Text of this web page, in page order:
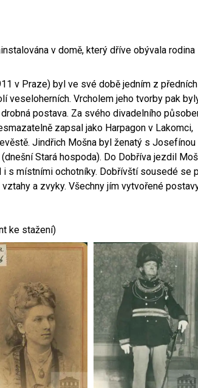
v domě, který dříve obývala rodina
v Praze) byl ve své době jedním z předních
veseloherních. Vrcholem jeho tvorby pak
postava. Za svého divadelního
zapsal jako Harpagon v Lakomci,
Jindřich Mošna byl ženatý s Josefínou
Stará hospoda). Do Dobříva jezdil
s místními ochotníky. Dobřívští sousedé se
a zvyky. Všechny jím vytvořené
ke stažení)